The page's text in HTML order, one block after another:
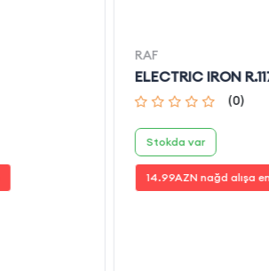
RAF
ELECTRIC IRON
(0)
Stokda var
14.99AZN nağd alışa